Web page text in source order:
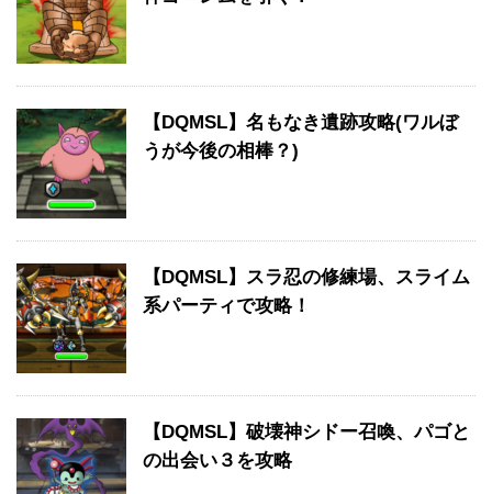
【DQMSL】名もなき遺跡攻略(ワルぼ
うが今後の相棒？)
【DQMSL】スラ忍の修練場、スライム
系パーティで攻略！
【DQMSL】破壊神シドー召喚、パゴと
の出会い３を攻略